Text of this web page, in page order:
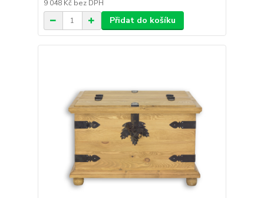
9 048 Kč bez DPH
Přidat do košíku